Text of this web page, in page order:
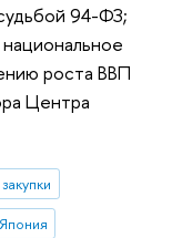
94-ФЗ;
роста ВВП
Центра
Япония